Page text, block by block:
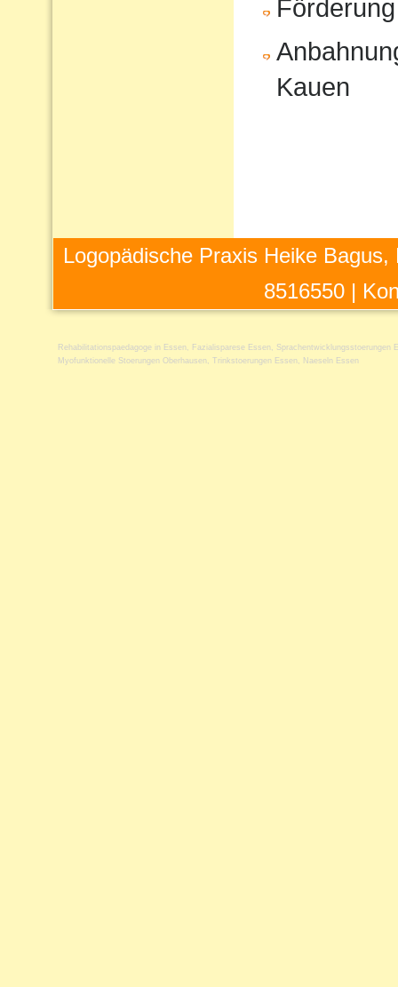
Kauen
Logopädische Praxis Heike
8516550 |
Rehabilitationspaedagoge in Essen Fazialisparese Essen
Sprachentwicklungsstoerungen
Myofunktionelle Stoerungen Oberhausen
Trinkstoerungen Essen Naeseln Essen